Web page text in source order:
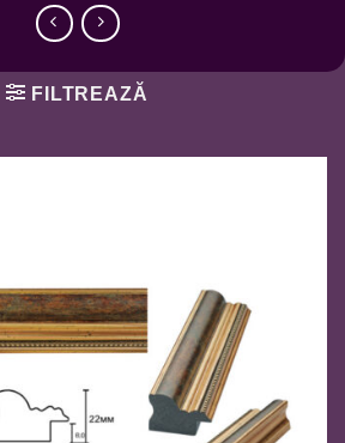
FILTREAZĂ